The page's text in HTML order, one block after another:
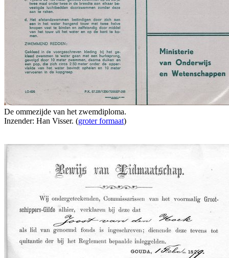
De ommezijde van het zwemdiploma.
Inzender: Han Visser. (groter formaat)